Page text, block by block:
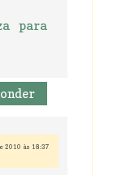
para
2010 às 18:37